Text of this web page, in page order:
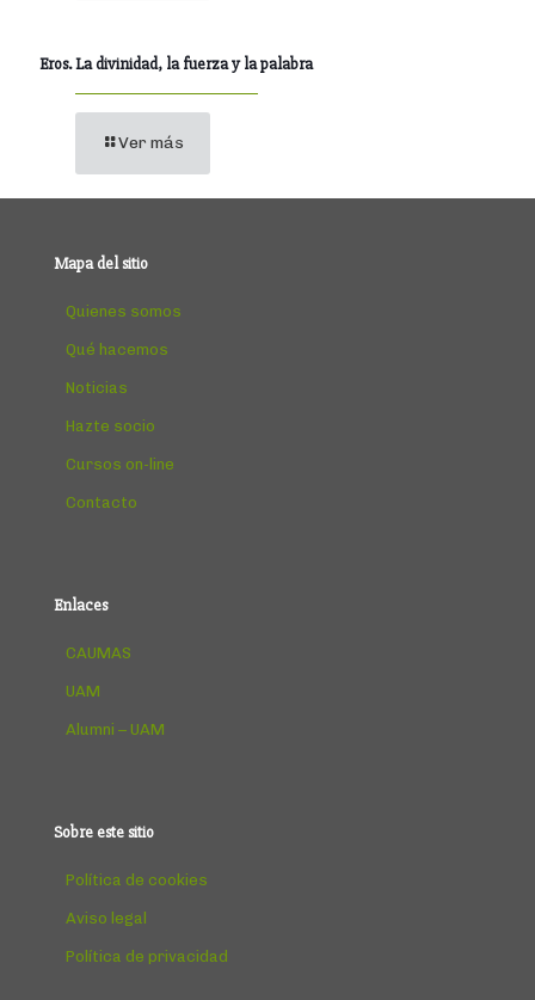
Eros. La divinidad, la fuerza y la palabra
Ver más
Mapa del sitio
Quienes somos
Qué hacemos
Noticias
Hazte socio
Cursos on-line
Contacto
Enlaces
CAUMAS
UAM
Alumni – UAM
Sobre este sitio
Política de cookies
Aviso legal
Política de privacidad